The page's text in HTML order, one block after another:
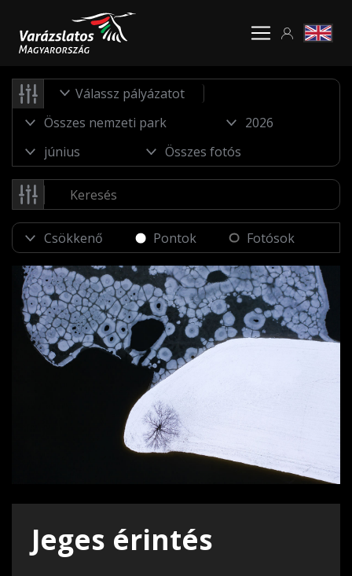
Válassz pályázatot
Pontok Fotósok
Jeges érintés